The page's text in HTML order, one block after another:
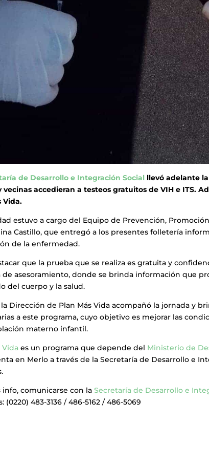
de Desarrollo e Integración Social llevó adelante
vecinas accedieran a testeos gratuitos de VIH e ITS.
Vida.
estuvo a cargo del Equipo de Prevención,
Castillo, que entregó a los presentes folletería
de la enfermedad.
que la prueba que se realiza es gratuita y
de asesoramiento, donde se brinda información que
del cuerpo y la salud.
la Dirección de Plan Más Vida acompañó la jornada y
a este programa, cuyo objetivo es mejorar las
materno infantil.
Vida es un programa que depende del Ministerio de
en Merlo a través de la Secretaría de Desarrollo e
info, comunicarse con laSecretaría de Desarrollo e
(0220) 483-3136 / 486-5162 / 486-5069